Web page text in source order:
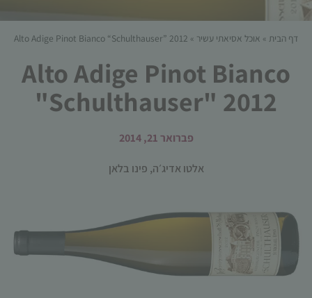
דף הבית » אוכל אסיאתי עשיר »
Alto Adige Pinot Bianco “Schulthauser” 2012
Alto Adige Pinot Bianco
"Schulthauser" 2012
פברואר 21, 2014
אלטו אדיג׳ה, פינו בלאן
הכרחי